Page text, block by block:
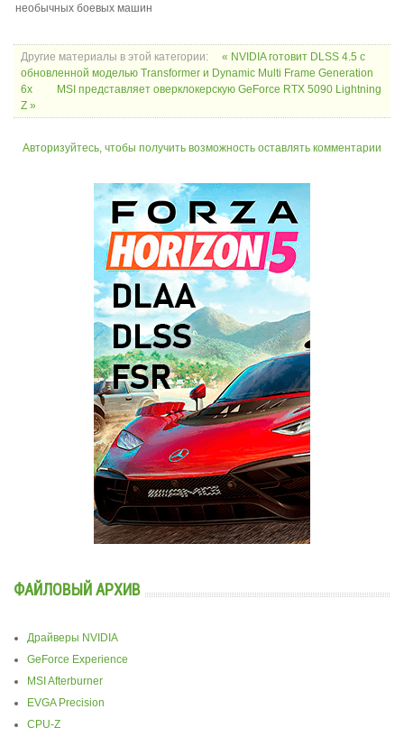
необычных боевых машин
Другие материалы в этой категории:
« NVIDIA готовит DLSS 4.5 с
обновленной моделью Transformer и Dynamic Multi Frame Generation
6x
MSI представляет оверклокерскую GeForce RTX 5090 Lightning
Z »
Авторизуйтесь, чтобы получить возможность оставлять комментарии
ФАЙЛОВЫЙ АРХИВ
Драйверы NVIDIA
GeForce Experience
MSI Afterburner
EVGA Precision
CPU-Z